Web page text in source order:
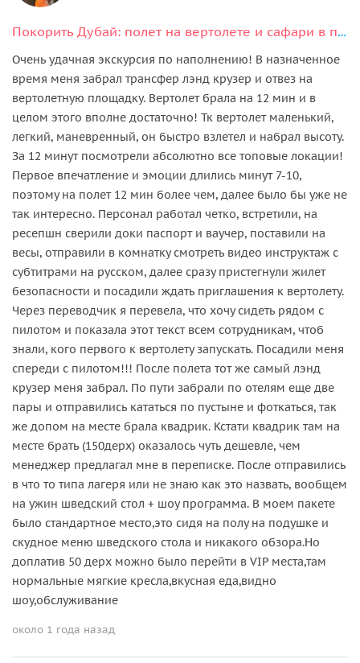
Покорить Дубай: полет на вертолете и сафари в пустыне с ужином
Очень удачная экскурсия по наполнению! В назначенное
время меня забрал трансфер лэнд крузер и отвез на
вертолетную площадку. Вертолет брала на 12 мин и в
целом этого вполне достаточно! Тк вертолет маленький,
легкий, маневренный, он быстро взлетел и набрал высоту.
За 12 минут посмотрели абсолютно все топовые локации!
Первое впечатление и эмоции длились минут 7-10,
поэтому на полет 12 мин более чем, далее было бы уже не
так интересно. Персонал работал четко, встретили, на
ресепшн сверили доки паспорт и ваучер, поставили на
весы, отправили в комнатку смотреть видео инструктаж с
субтитрами на русском, далее сразу пристегнули жилет
безопасности и посадили ждать приглашения к вертолету.
Через переводчик я перевела, что хочу сидеть рядом с
пилотом и показала этот текст всем сотрудникам, чтоб
знали, кого первого к вертолету запускать. Посадили меня
спереди с пилотом!!! После полета тот же самый лэнд
крузер меня забрал. По пути забрали по отелям еще две
пары и отправились кататься по пустыне и фоткаться, так
же допом на месте брала квадрик. Кстати квадрик там на
месте брать (150дерх) оказалось чуть дешевле, чем
менеджер предлагал мне в переписке. После отправились
в что то типа лагеря или не знаю как это назвать, вообщем
на ужин шведский стол + шоу программа. В моем пакете
было стандартное место,это сидя на полу на подушке и
скудное меню шведского стола и никакого обзора.Но
доплатив 50 дерх можно было перейти в VIP места,там
нормальные мягкие кресла,вкусная еда,видно
шоу,обслуживание
около 1 года назад